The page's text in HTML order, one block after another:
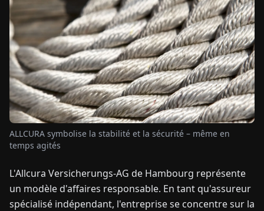
ENDEFRESITNLPLHU
CONTACTEZ-
NOUS
ALLCURA symbolise la stabilité et la sécurité – même en
temps agités
L'Allcura Versicherungs-AG de Hambourg représente
un modèle d'affaires responsable. En tant qu'assureur
spécialisé indépendant, l'entreprise se concentre sur la